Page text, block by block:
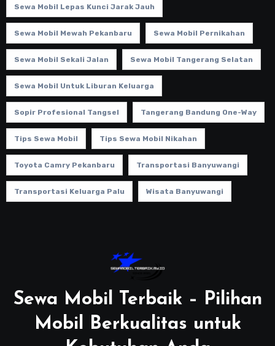
Sewa Mobil Lepas Kunci Jarak Jauh
Sewa Mobil Mewah Pekanbaru Sewa Mobil Pernikahan
Sewa Mobil Sekali Jalan Sewa Mobil Tangerang Selatan
Sewa Mobil Untuk Liburan Keluarga
Sopir Profesional Tangsel Tangerang Bandung One-Way
Tips Sewa Mobil Tips Sewa Mobil Nikahan
Toyota Camry Pekanbaru Transportasi Banyuwangi
Transportasi Keluarga Palu Wisata Banyuwangi
Sewa Mobil Terbaik – Pilihan
Mobil Berkualitas untuk